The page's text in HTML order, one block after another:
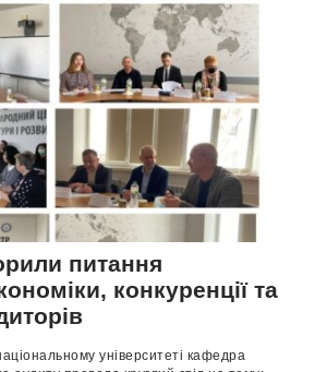
питання
конкуренції та
університеті кафедра